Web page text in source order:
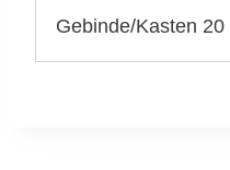
Gebinde/Kasten